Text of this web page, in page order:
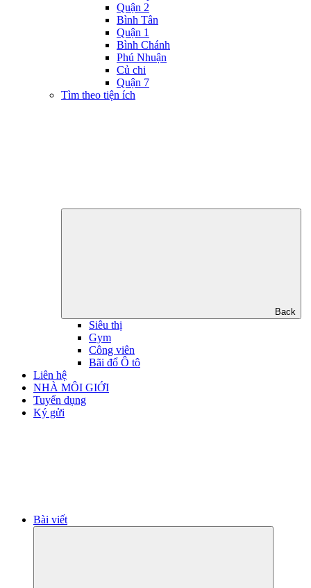
Quận 2
Bình Tân
Quận 1
Bình Chánh
Phú Nhuận
Củ chi
Quận 7
Tìm theo tiện ích
Back
Siêu thị
Gym
Công viên
Bãi đổ Ô tô
Liên hệ
NHÀ MÔI GIỚI
Tuyển dụng
Ký gửi
Bài viết